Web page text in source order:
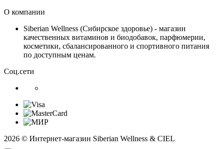
О компании
Siberian Wellness (Сибирское здоровье) - магазин
качественных витаминов и биодобавок, парфюмерии,
косметики, сбалансированного и спортивного питания
по доступным ценам.
Соц.сети
2026 © Интернет-магазин Siberian Wellness & CIEL